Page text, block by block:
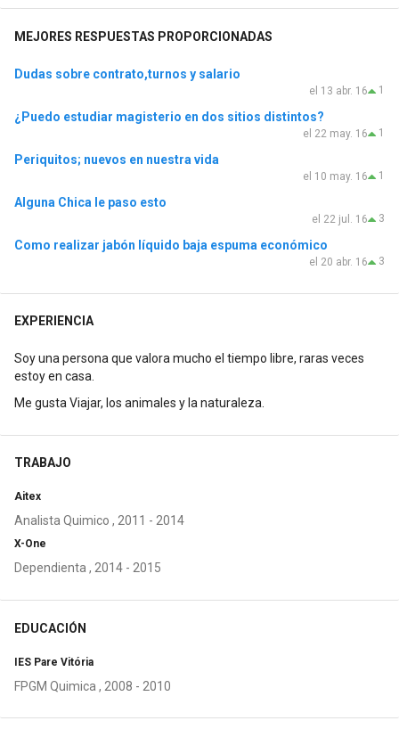
MEJORES RESPUESTAS PROPORCIONADAS
Dudas sobre contrato,turnos y salario
1
el 13 abr. 16
¿Puedo estudiar magisterio en dos sitios distintos?
1
el 22 may. 16
Periquitos; nuevos en nuestra vida
1
el 10 may. 16
Alguna Chica le paso esto
3
el 22 jul. 16
Como realizar jabón líquido baja espuma económico
3
el 20 abr. 16
EXPERIENCIA
Soy una persona que valora mucho el tiempo libre, raras veces
estoy en casa.
Me gusta Viajar, los animales y la naturaleza.
TRABAJO
Aitex
Analista Quimico , 2011 - 2014
X-One
Dependienta , 2014 - 2015
EDUCACIÓN
IES Pare Vitória
FPGM Quimica , 2008 - 2010